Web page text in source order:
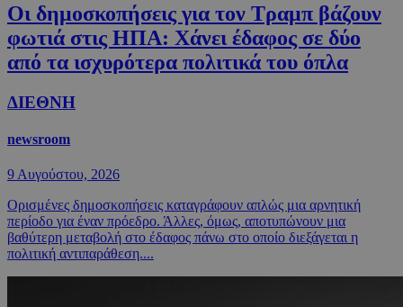
Οι δημοσκοπήσεις για τον Τραμπ βάζουν
φωτιά στις ΗΠΑ: Χάνει έδαφος σε δύο
από τα ισχυρότερα πολιτικά του όπλα
ΔΙΕΘΝΗ
newsroom
9 Αυγούστου, 2026
Ορισμένες δημοσκοπήσεις καταγράφουν απλώς μια αρνητική
περίοδο για έναν πρόεδρο. Άλλες, όμως, αποτυπώνουν μια
βαθύτερη μεταβολή στο έδαφος πάνω στο οποίο διεξάγεται η
πολιτική αντιπαράθεση....